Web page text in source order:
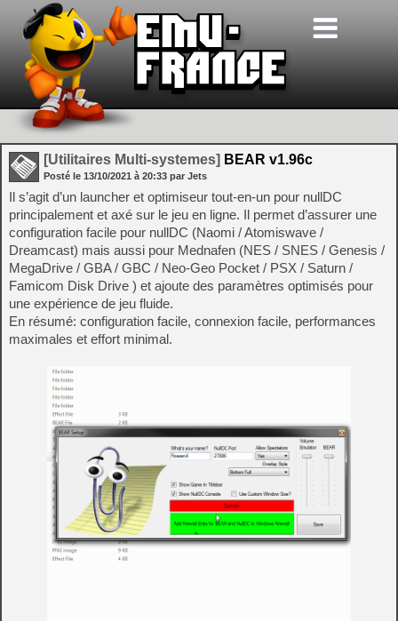
[Utilitaires Multi-systemes] BEAR v1.96c
Posté le 13/10/2021 à 20:33 par Jets
Il s’agit d’un launcher et optimiseur tout-en-un pour nullDC
principalement et axé sur le jeu en ligne. Il permet d’assurer une
configuration facile pour nullDC (Naomi / Atomiswave /
Dreamcast) mais aussi pour Mednafen (NES / SNES / Genesis /
MegaDrive / GBA / GBC / Neo-Geo Pocket / PSX / Saturn /
Famicom Disk Drive ) et ajoute des paramètres optimisés pour
une expérience de jeu fluide.
En résumé: configuration facile, connexion facile, performances
maximales et effort minimal.